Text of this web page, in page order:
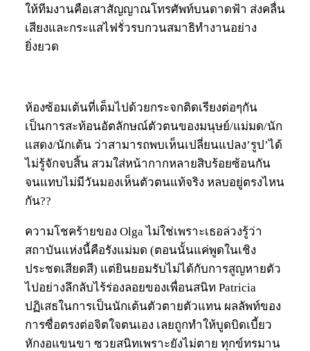
ให้ทีมงานคือเสาสัญญาณโทรศัพท์บนดาดฟ้า ส่งคลื่น
เสียงและกระแสไฟรั่วรบกวนสมาธิทำงานอย่าง
ยิ่งยวด
ห้องซ้อมเต้นที่เต็มไปด้วยกระจกติดเรียงต่อๆกัน
เป็นการสะท้อนอัตลักษณ์ตัวตนของมนุษย์/แม่มด/นัก
แสดง/นักเต้น ว่าสามารถพบเห็นเปลี่ยนแปลง’รูป’ได้
ไม่รู้จักจบสิ้น สวมใส่หน้ากากหลายสิบร้อยซ้อนกัน
จนแทบไม่มีวันมองเห็นตัวตนแท้จริง หลบอยู่ตรงไหน
กัน??
ความโชคร้ายของ Olga ไม่ใช่เพราะเธอล่วงรู้ว่า
สถาบันแห่งนี้คือรังแม่มด (ตอนนั้นแค่พูดในเชิง
ประชดเสียดสี) แต่ยินยอมรับไม่ได้กับการสูญหายตัว
ไปอย่างลึกลับไร้ร่องลอยของเพื่อนสนิท Patricia
ปฏิเสธในการเป็นนักเต้นตัวตายตัวแทน ผลลัพท์ของ
การซื่อตรงต่อจิตใจตนเอง เลยถูกทำให้บูดบิดเบี้ยว
หักงอแขนขา ซวยสนิทเพราะยังไม่ตาย ทุกข์ทรมาน